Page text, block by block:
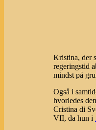
Kristina, der
regeringstid
mindst på
Også i
hvorledes
Cristina di
VII, da hun i